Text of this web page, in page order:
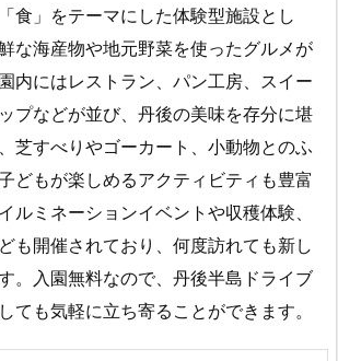
食」をテーマにした体験型施設とし
な海産物や地元野菜を使ったグルメが
内にはレストラン、パン工房、スイー
プなどが並び、丹後の美味を存分に堪
芝すべりやゴーカート、小動物とのふ
どもが楽しめるアクティビティも豊富
ルミネーションイベントや収穫体験、
も開催されており、何度訪れても新し
。入園無料なので、丹後半島ドライブ
ても気軽に立ち寄ることができます。